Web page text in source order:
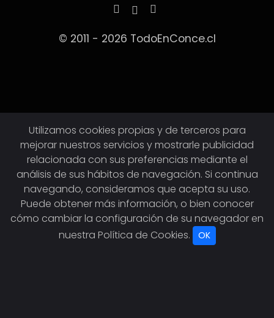
© 2011 - 2026 TodoEnConce.cl
Utilizamos cookies propias y de terceros para
mejorar nuestros servicios y mostrarle publicidad
relacionada con sus preferencias mediante el
análisis de sus hábitos de navegación. Si continua
navegando, consideramos que acepta su uso.
Puede obtener más información, o bien conocer
cómo cambiar la configuración de su navegador en
nuestra Política de Cookies. OK